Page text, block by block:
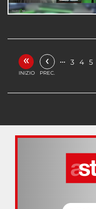
«
INIZIO
‹
PREC.
… 3 4 5